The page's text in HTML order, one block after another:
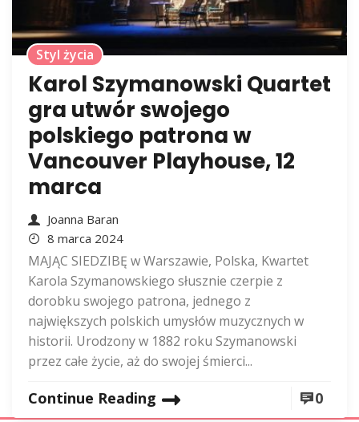
Styl życia
Karol Szymanowski Quartet
gra utwór swojego
polskiego patrona w
Vancouver Playhouse, 12
marca
Joanna Baran
8 marca 2024
MAJĄC SIEDZIBĘ w Warszawie, Polska, Kwartet
Karola Szymanowskiego słusznie czerpie z
dorobku swojego patrona, jednego z
największych polskich umysłów muzycznych w
historii. Urodzony w 1882 roku Szymanowski
przez całe życie, aż do swojej śmierci...
Continue Reading 0